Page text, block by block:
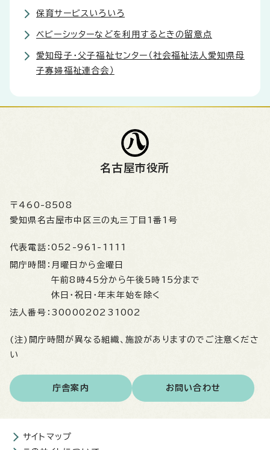
保育サービスいろいろ
ベビーシッターなどを利用するときの留意点
愛知母子・父子福祉センター（社会福祉法人愛知県母
子寡婦福祉連合会）
名古屋市役所
〒460-8508
愛知県名古屋市中区三の丸三丁目1番1号
代表電話： 052-961-1111
開庁時間： 月曜日から金曜日
午前8時45分から午後5時15分まで
休日・祝日・年末年始を除く
法人番号： 3000020231002
(注)開庁時間が異なる組織、施設がありますのでご注意くださ
い
庁舎案内 お問い合わせ
サイトマップ